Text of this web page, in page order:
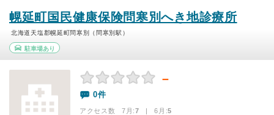
幌延町国民健康保険問寒別へき地診療所
北海道天塩郡幌延町問寒別（問寒別駅）
駐車場あり
－
0件
アクセス数 7月:7 | 6月:5